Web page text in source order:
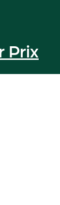
Prix